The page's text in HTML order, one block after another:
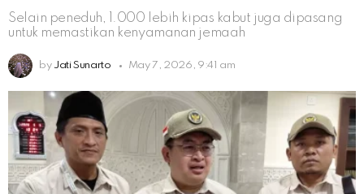
Selain peneduh, 1.000 lebih kipas kabut juga dipasang
untuk memastikan kenyamanan jemaah
by Jati Sunarto May 7, 2026, 9:41 am